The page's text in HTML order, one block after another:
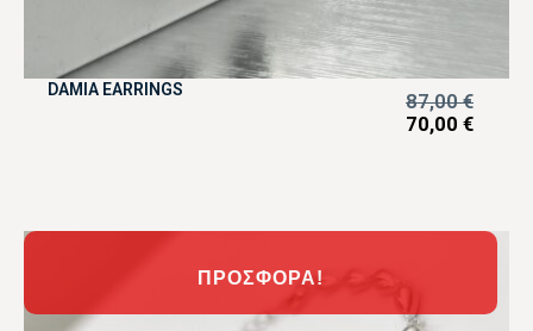
DAMIA EARRINGS 87,00€
70,00 €
ΠΡΟΣΦΟΡΆ!